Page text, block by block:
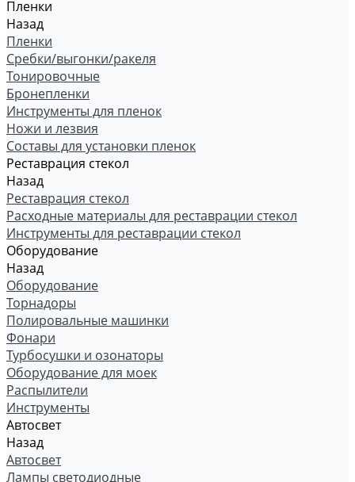
Пленки
Назад
Пленки
Сребки/выгонки/ракеля
Тонировочные
Бронепленки
Инструменты для пленок
Ножи и лезвия
Составы для установки пленок
Реставрация стекол
Назад
Реставрация стекол
Расходные материалы для реставрации стекол
Инструменты для реставрации стекол
Оборудование
Назад
Оборудование
Торнадоры
Полировальные машинки
Фонари
Турбосушки и озонаторы
Оборудование для моек
Распылители
Инструменты
Автосвет
Назад
Автосвет
Лампы светодиодные